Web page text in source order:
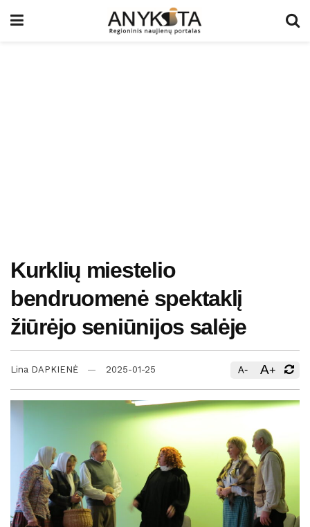
Kurklių miestelio
bendruomenė spektaklį
žiūrėjo seniūnijos salėje
Lina DAPKIENĖ 2025-01-25 A- A+